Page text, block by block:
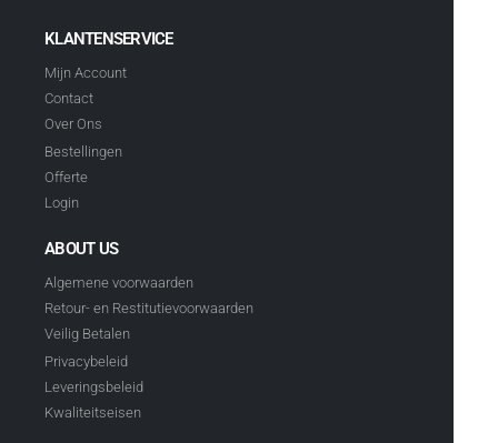
KLANTENSERVICE
Mijn Account
Contact
Over Ons
Bestellingen
Offerte
Login
ABOUT US
Algemene voorwaarden
Retour- en Restitutievoorwaarden
Veilig Betalen
Privacybeleid
Leveringsbeleid
Kwaliteitseisen